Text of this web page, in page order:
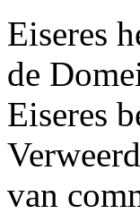
Eiseres
de
Eiseres
van